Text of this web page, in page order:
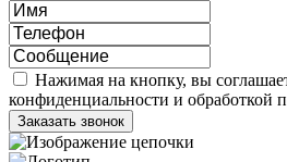
Нажимая на кнопку, вы
конфиденциальности и обработкой